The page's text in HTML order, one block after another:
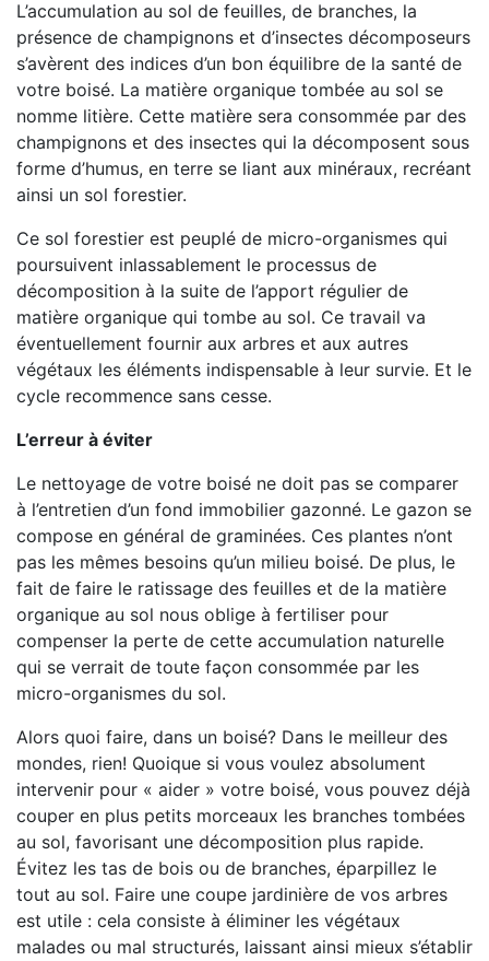
L’accumulation au sol de feuilles, de branches, la
présence de champignons et d’insectes décomposeurs
s’avèrent des indices d’un bon équilibre de la santé de
votre boisé. La matière organique tombée au sol se
nomme litière. Cette matière sera consommée par des
champignons et des insectes qui la décomposent sous
forme d’humus, en terre se liant aux minéraux, recréant
ainsi un sol forestier.
Ce sol forestier est peuplé de micro-organismes qui
poursuivent inlassablement le processus de
décomposition à la suite de l’apport régulier de
matière organique qui tombe au sol. Ce travail va
éventuellement fournir aux arbres et aux autres
végétaux les éléments indispensable à leur survie. Et le
cycle recommence sans cesse.
L’erreur à éviter
Le nettoyage de votre boisé ne doit pas se comparer
à l’entretien d’un fond immobilier gazonné. Le gazon se
compose en général de graminées. Ces plantes n’ont
pas les mêmes besoins qu’un milieu boisé. De plus, le
fait de faire le ratissage des feuilles et de la matière
organique au sol nous oblige à fertiliser pour
compenser la perte de cette accumulation naturelle
qui se verrait de toute façon consommée par les
micro-organismes du sol.
Alors quoi faire, dans un boisé? Dans le meilleur des
mondes, rien! Quoique si vous voulez absolument
intervenir pour « aider » votre boisé, vous pouvez déjà
couper en plus petits morceaux les branches tombées
au sol, favorisant une décomposition plus rapide.
Évitez les tas de bois ou de branches, éparpillez le
tout au sol. Faire une coupe jardinière de vos arbres
est utile : cela consiste à éliminer les végétaux
malades ou mal structurés, laissant ainsi mieux s’établir